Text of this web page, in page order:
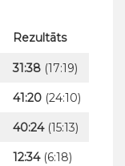
Rezultāts
31:38 (17:19)
41:20 (24:10)
40:24 (15:13)
12:34(6:18)